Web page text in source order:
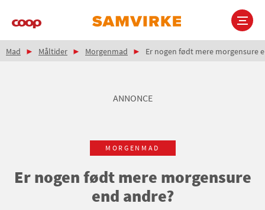
Main
Brødkrumme
Mad Måltider Morgenmad Er nogen født mere morgensure
ANNONCE
MORGENMAD
Er nogen født mere morgensure
end andre?